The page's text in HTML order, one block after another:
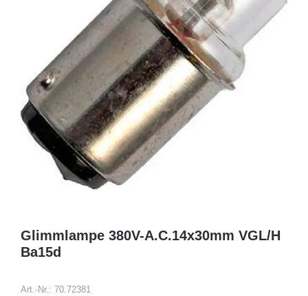
Glimmlampe 380V-A.C.14x30mm VGL/H
Ba15d
Art.-Nr.: 70.72381